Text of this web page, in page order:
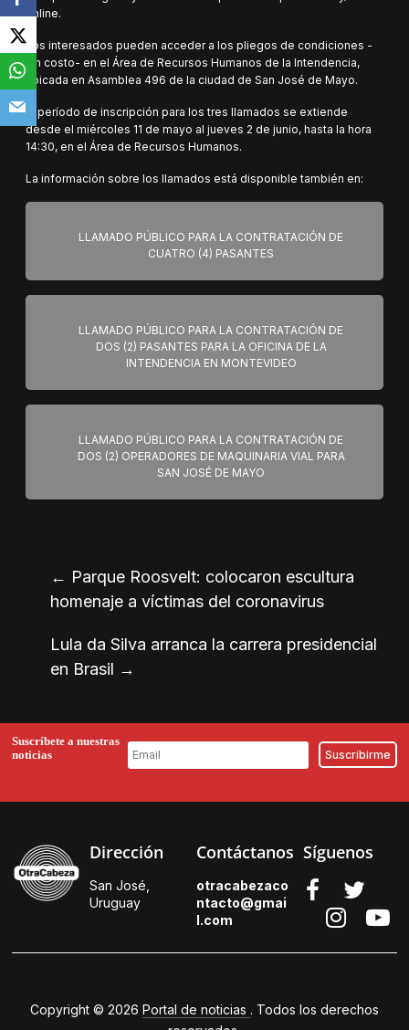
online.
Los interesados pueden acceder a los pliegos de condiciones -
sin costo- en el Área de Recursos Humanos de la Intendencia,
ubicada en Asamblea 496 de la ciudad de San José de Mayo.
El período de inscripción para los tres llamados se extiende
desde el miércoles 11 de mayo al jueves 2 de junio, hasta la hora
14:30, en el Área de Recursos Humanos.
La información sobre los llamados está disponible también en:
LLAMADO PÚBLICO PARA LA CONTRATACIÓN DE
CUATRO (4) PASANTES
LLAMADO PÚBLICO PARA LA CONTRATACIÓN DE
DOS (2) PASANTES PARA LA OFICINA DE LA
INTENDENCIA EN MONTEVIDEO
LLAMADO PÚBLICO PARA LA CONTRATACIÓN DE
DOS (2) OPERADORES DE MAQUINARIA VIAL PARA
SAN JOSÉ DE MAYO
← Parque Roosvelt: colocaron escultura
homenaje a víctimas del coronavirus
Lula da Silva arranca la carrera presidencial
en Brasil →
Suscríbete a nuestras
noticias
Dirección
San José,
Uruguay
Contáctanos
otracabezaco
ntacto@gmai
l.com
Síguenos
Copyright © 2026 Portal de noticias . Todos los derechos